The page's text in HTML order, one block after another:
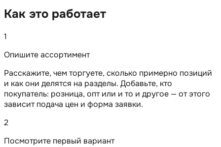
Как это работает
1
Опишите ассортимент
Расскажите, чем торгуете, сколько примерно позиций
и как они делятся на разделы. Добавьте, кто
покупатель: розница, опт или и то и другое — от этого
зависит подача цен и форма заявки.
2
Посмотрите первый вариант